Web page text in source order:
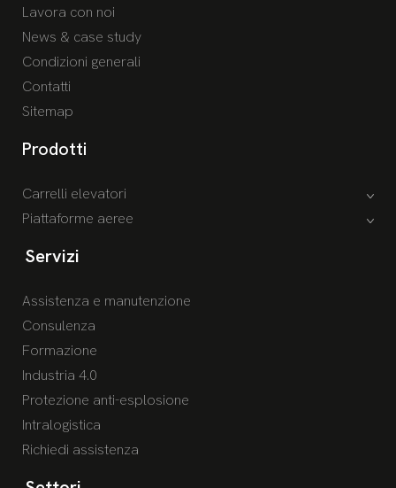
Lavora con noi
News & case study
Condizioni generali
Contatti
Sitemap
Prodotti
Carrelli elevatori
Piattaforme aeree
Servizi
Assistenza e manutenzione
Consulenza
Formazione
Industria 4.0
Protezione anti-esplosione
Intralogistica
Richiedi assistenza